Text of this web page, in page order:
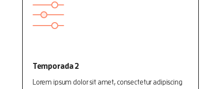
Temporada 2
Lorem ipsum dolor sit amet, consectetur adipiscing